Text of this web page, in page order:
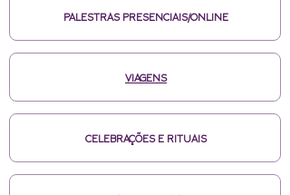
PALESTRAS PRESENCIAIS/ONLINE
VIAGENS
CELEBRAÇÕES E RITUAIS